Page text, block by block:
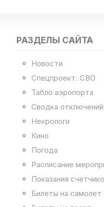
РАЗДЕЛЫ САЙТА
Новости
Спецпроект. СВО
Табло аэропорта
Сводка отключений
Некрологи
Кино
Погода
Расписание
Показания
Билеты на самолет